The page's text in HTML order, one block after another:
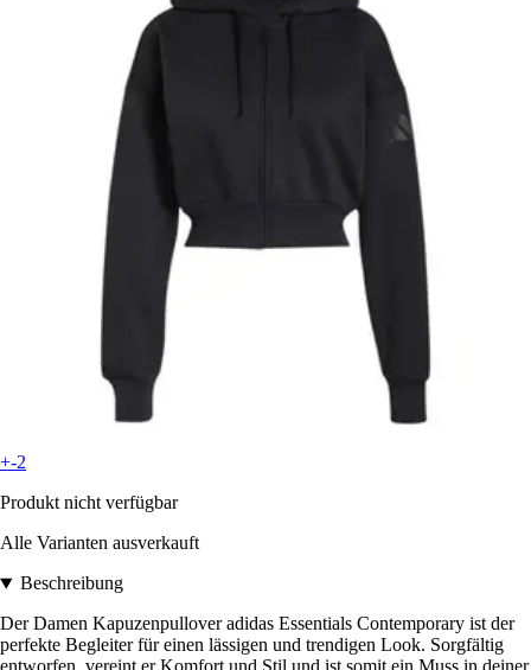
+-2
Produkt nicht verfügbar
Alle Varianten ausverkauft
Beschreibung
Der Damen Kapuzenpullover adidas Essentials Contemporary ist der
perfekte Begleiter für einen lässigen und trendigen Look. Sorgfältig